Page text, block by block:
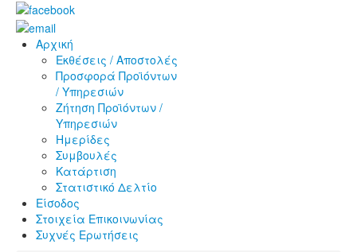
Αρχική
Εκθέσεις / Αποστολές
Προσφορά Προϊόντων
/ Υπηρεσιών
Ζήτηση Προϊόντων /
Υπηρεσιών
Ημερίδες
Συμβουλές
Κατάρτιση
Στατιστικό Δελτίο
Είσοδος
Στοιχεία Επικοινωνίας
Συχνές Ερωτήσεις